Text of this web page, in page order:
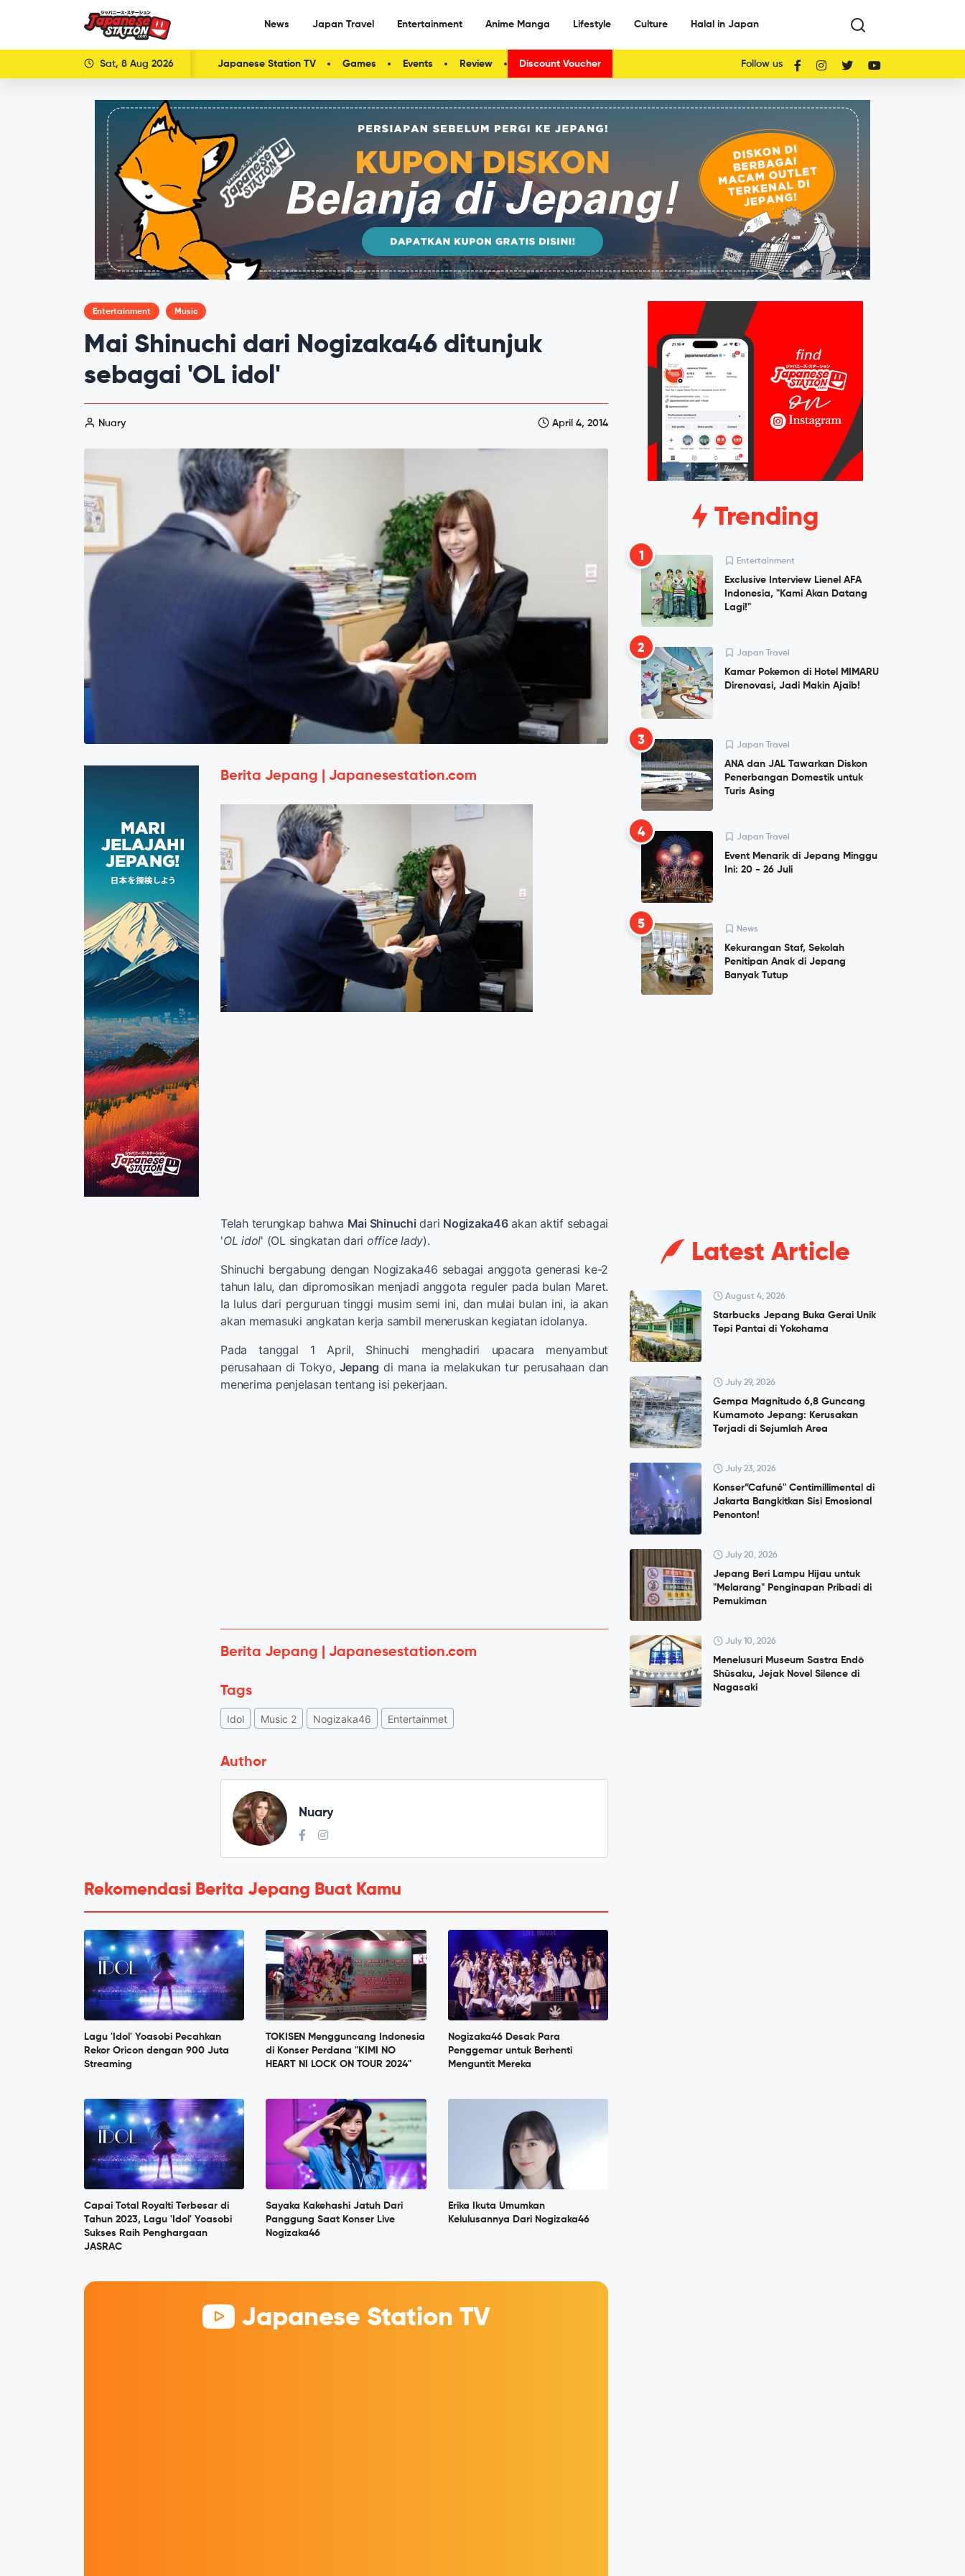
News Japan Travel Entertainment Anime Manga Lifestyle Culture Halal in Japan
Sat, 8 Aug 2026 Japanese Station TV Games Events Review Discount Voucher Follow us
Entertainment Music
Mai Shinuchi dari Nogizaka46 ditunjuk
sebagai 'OL idol'
Nuary April 4, 2014
Berita Jepang | Japanesestation.com
Telah terungkap bahwa Mai Shinuchi dari Nogizaka46akan aktif sebagai
'OL idol' (OL singkatan dari office lady).
Shinuchi bergabung dengan Nogizaka46 sebagai anggota generasi ke-2
tahun lalu, dan dipromosikan menjadi anggota reguler pada bulan Maret.
Ia lulus dari perguruan tinggi musim semi ini, dan mulai bulan ini, ia akan
akan memasuki angkatan kerja sambil meneruskan kegiatan idolanya.
Pada tanggal 1 April, Shinuchi menghadiri upacara menyambut
perusahaan di Tokyo, Jepang di mana ia melakukan tur perusahaan dan
menerima penjelasan tentang isi pekerjaan.
Berita Jepang | Japanesestation.com
Tags
Idol Music 2 Nogizaka46 Entertainmet
Author
Nuary
Rekomendasi Berita Jepang Buat Kamu
Lagu 'Idol' Yoasobi Pecahkan
Rekor Oricon dengan 900 Juta
Streaming
TOKISEN Mengguncang Indonesia
di Konser Perdana "KIMI NO
HEART NI LOCK ON TOUR 2024"
Nogizaka46 Desak Para
Penggemar untuk Berhenti
Menguntit Mereka
Capai Total Royalti Terbesar di
Tahun 2023, Lagu 'Idol' Yoasobi
Sukses Raih Penghargaan
JASRAC
Sayaka Kakehashi Jatuh Dari
Panggung Saat Konser Live
Nogizaka46
Erika Ikuta Umumkan
Kelulusannya Dari Nogizaka46
Japanese Station TV
Trending
1 Entertainment
Exclusive Interview Lienel AFA
Indonesia, "Kami Akan Datang
Lagi!"
2 Japan Travel
Kamar Pokemon di Hotel MIMARU
Direnovasi, Jadi Makin Ajaib!
3 Japan Travel
ANA dan JAL Tawarkan Diskon
Penerbangan Domestik untuk
Turis Asing
4 Japan Travel
Event Menarik di Jepang Minggu
Ini: 20 - 26 Juli
5 News
Kekurangan Staf, Sekolah
Penitipan Anak di Jepang
Banyak Tutup
Latest Article
August 4, 2026
Starbucks Jepang Buka Gerai Unik
Tepi Pantai di Yokohama
July 29, 2026
Gempa Magnitudo 6,8 Guncang
Kumamoto Jepang: Kerusakan
Terjadi di Sejumlah Area
July 23, 2026
Konser”Cafuné" Centimillimental di
Jakarta Bangkitkan Sisi Emosional
Penonton!
July 20, 2026
Jepang Beri Lampu Hijau untuk
"Melarang" Penginapan Pribadi di
Pemukiman
July 10, 2026
Menelusuri Museum Sastra Endō
Shūsaku, Jejak Novel Silence di
Nagasaki